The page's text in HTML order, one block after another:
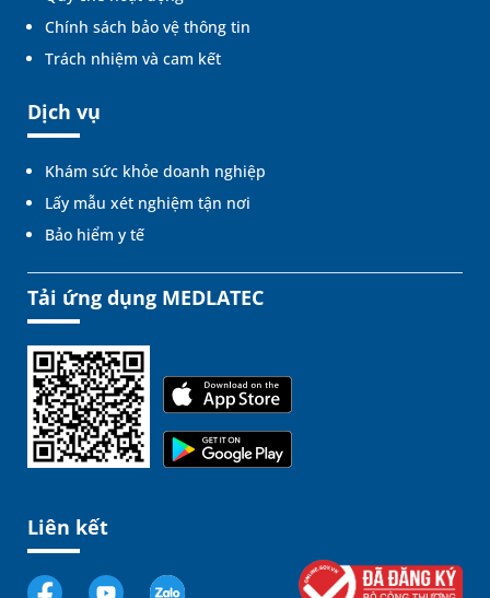
Chính sách bảo vệ thông tin
Trách nhiệm và cam kết
Dịch vụ
Khám sức khỏe doanh nghiệp
Lấy mẫu xét nghiệm tận nơi
Bảo hiểm y tế
Tải ứng dụng MEDLATEC
Liên kết